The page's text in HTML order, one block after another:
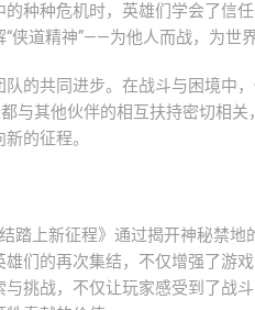
种种危机时，英雄们学会了信
道精神”——为他人而战，为世界
的共同进步。在战斗与困境中
与其他伙伴的相互扶持密切相
的征程。
踏上新征程》通过揭开神秘禁地
们的再次集结，不仅增强了游
挑战，不仅让玩家感受到了战